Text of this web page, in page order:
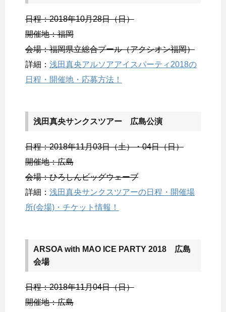
日程：2018年10月28日（日）
開催地：福岡
会場：福岡県立総合プール（アクシオン福岡）
詳細： 浅田真央アルソアアイスパーティ2018の
日程・開催地・応募方法！
浅田真央サンクスツアー 広島公演
日程：2018年11月03日（土）・04日（日）
開催地：広島
会場：ひろしんビッグウェーブ
詳細： 浅田真央サンクスツアーの日程・開催場
所(会場)・チケット情報！
ARSOA with MAO ICE PARTY 2018 広島
会場
日程：2018年11月04日（日）
開催地：広島